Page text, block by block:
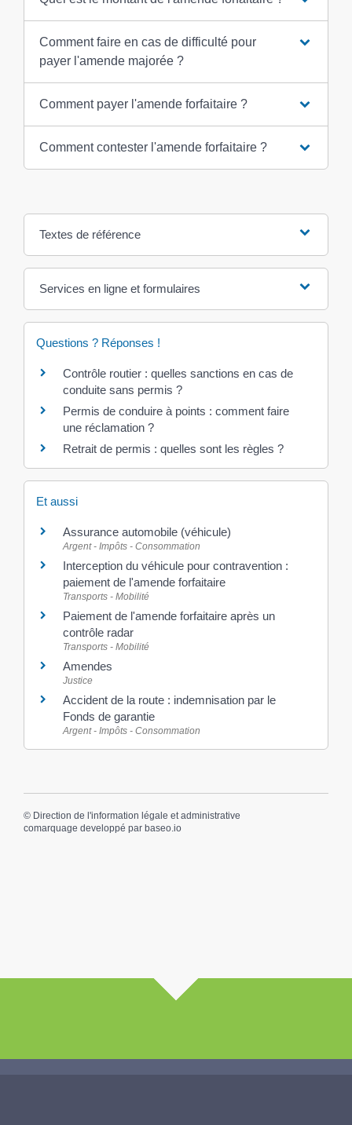
Comment faire en cas de difficulté pour
payer l'amende majorée ?
Comment payer l'amende forfaitaire ?
Comment contester l'amende forfaitaire ?
Textes de référence
Services en ligne et formulaires
Questions ? Réponses !
Contrôle routier : quelles sanctions en cas de
conduite sans permis ?
Permis de conduire à points : comment faire
une réclamation ?
Retrait de permis : quelles sont les règles ?
Et aussi
Assurance automobile (véhicule)
Argent - Impôts - Consommation
Interception du véhicule pour contravention :
paiement de l'amende forfaitaire
Transports - Mobilité
Paiement de l'amende forfaitaire après un
contrôle radar
Transports - Mobilité
Amendes
Justice
Accident de la route : indemnisation par le
Fonds de garantie
Argent - Impôts - Consommation
© Direction de l'information légale et administrative
comarquage developpé par baseo.io